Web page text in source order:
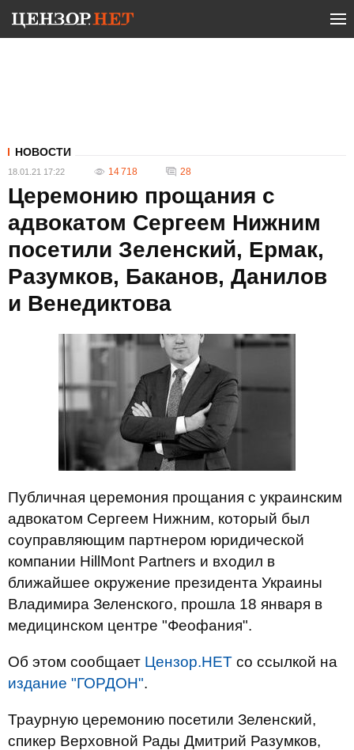
НОВОСТИ
18.01.21 17:22 14 718 28
Церемонию прощания с
адвокатом Сергеем Нижним
посетили Зеленский, Ермак,
Разумков, Баканов, Данилов
и Венедиктова
Публичная церемония прощания с украинским
адвокатом Сергеем Нижним, который был
соуправляющим партнером юридической
компании HillMont Partners и входил в
ближайшее окружение президента Украины
Владимира Зеленского, прошла 18 января в
медицинском центре "Феофания".
Об этом сообщает Цензор.НЕТ со ссылкой на
издание "ГОРДОН".
Траурную церемонию посетили Зеленский,
спикер Верховной Рады Дмитрий Разумков,